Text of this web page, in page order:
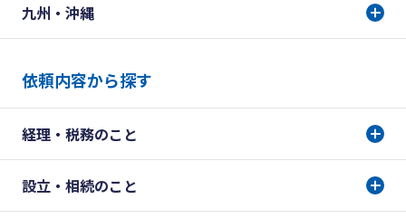
九州・沖縄
依頼内容から探す
経理・税務のこと
設立・相続のこと